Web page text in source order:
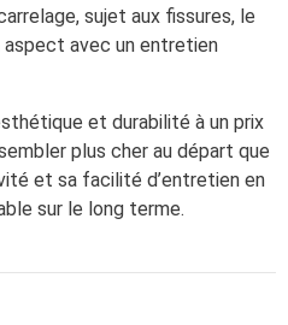
sujet aux fissures, le
avec un entretien
et durabilité à un prix
plus cher au départ que
et sa facilité d’entretien en
sur le long terme.